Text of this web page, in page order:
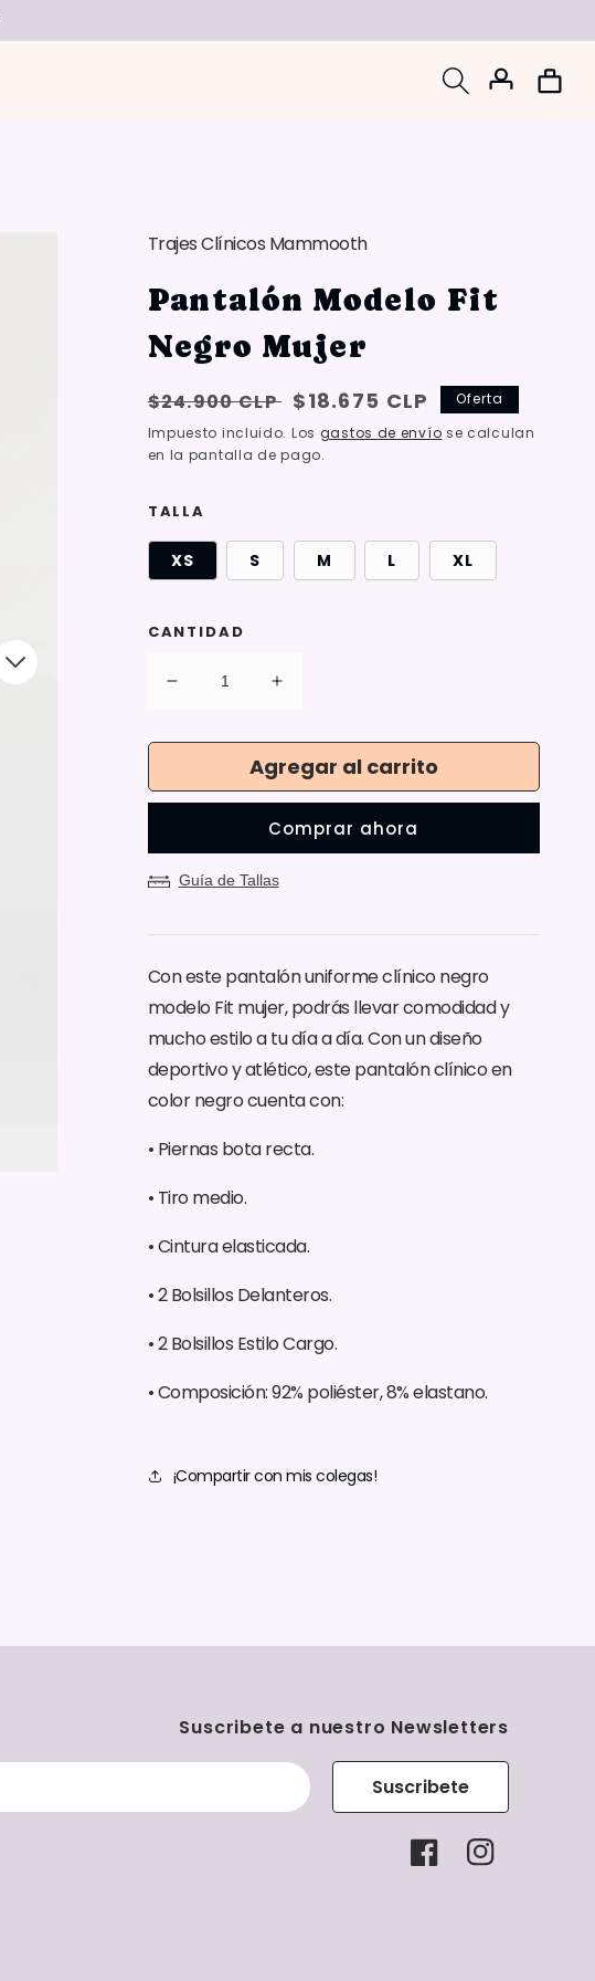
Iniciar
sesión
Carrito
Trajes Clínicos Mammooth
Pantalón Modelo Fit
Negro Mujer
Precio
habitual
$24.900 CLP Oferta:
{{
saved_amount
$18.675 CLP
Oferta
Impuesto incluido. Los gastos de envío se calculan
en la pantalla de pago.
TALLA
XS S M L XL
CANTIDAD
Reducir
para
Fit
Mujer
Aumentar
para
Pantalón
Modelo
Fit
Negro
Mujer
Agregar al carrito
Comprar ahora
Guía de Tallas
Con este pantalón uniforme clínico negro
modelo Fit mujer, podrás llevar comodidad y
mucho estilo a tu día a día. Con un diseño
deportivo y atlético, este pantalón clínico en
color negro cuenta con:
• Piernas bota recta.
• Tiro medio.
• Cintura elasticada.
• 2 Bolsillos Delanteros.
• 2 Bolsillos Estilo Cargo.
• Composición: 92% poliéster, 8% elastano.
¡Compartir con mis colegas!
Suscribete a nuestro Newsletters
Suscribete
FacebookInstagram